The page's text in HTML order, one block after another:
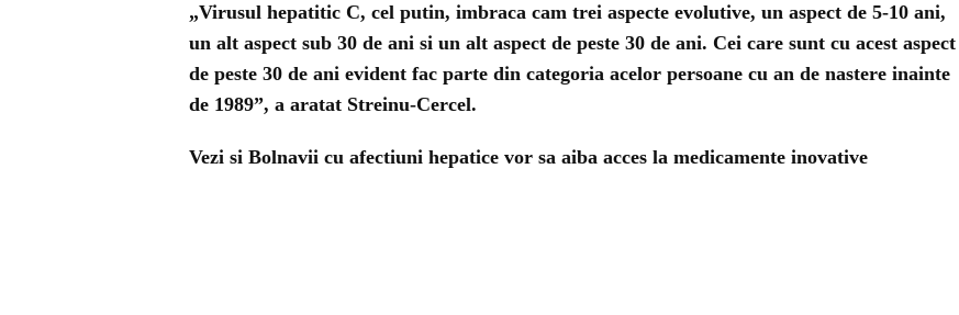
„Virusul hepatitic C, cel putin, imbraca cam trei aspecte evolutive, un aspect de 5-10 ani,
un alt aspect sub 30 de ani si un alt aspect de peste 30 de ani. Cei care sunt cu acest aspect
de peste 30 de ani evident fac parte din categoria acelor persoane cu an de nastere inainte
de 1989”, a aratat Streinu-Cercel.
Vezi si Bolnavii cu afectiuni hepatice vor sa aiba acces la medicamente inovative